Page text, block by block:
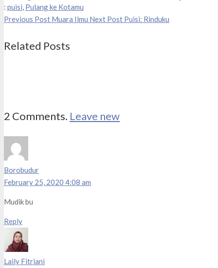
: puisi, Pulang ke Kotamu
Previous Post Muara Ilmu Next Post Puisi: Rinduku
Related Posts
2 Comments. Leave new
Borobudur
February 25, 2020 4:08 am
Mudik bu
Reply
Laily Fitriani